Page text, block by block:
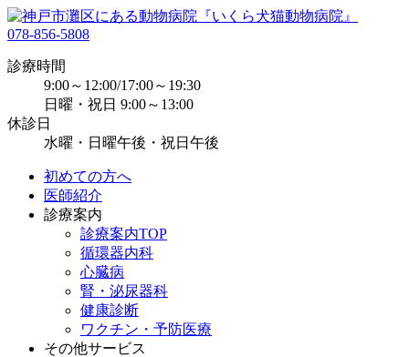
078-856-5808
診療時間
9:00～12:00/17:00～19:30
日曜・祝日 9:00～13:00
休診日
水曜・日曜午後・祝日午後
初めての方へ
医師紹介
診療案内
診療案内TOP
循環器内科
心臓病
腎・泌尿器科
健康診断
ワクチン・予防医療
その他サービス